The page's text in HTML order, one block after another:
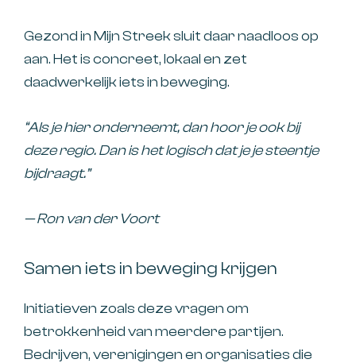
Gezond in Mijn Streek sluit daar naadloos op
aan. Het is concreet, lokaal en zet
daadwerkelijk iets in beweging.
“Als je hier onderneemt, dan hoor je ook bij
deze regio. Dan is het logisch dat je je steentje
bijdraagt.”
— Ron van der Voort
Samen iets in beweging krijgen
Initiatieven zoals deze vragen om
betrokkenheid van meerdere partijen.
Bedrijven, verenigingen en organisaties die